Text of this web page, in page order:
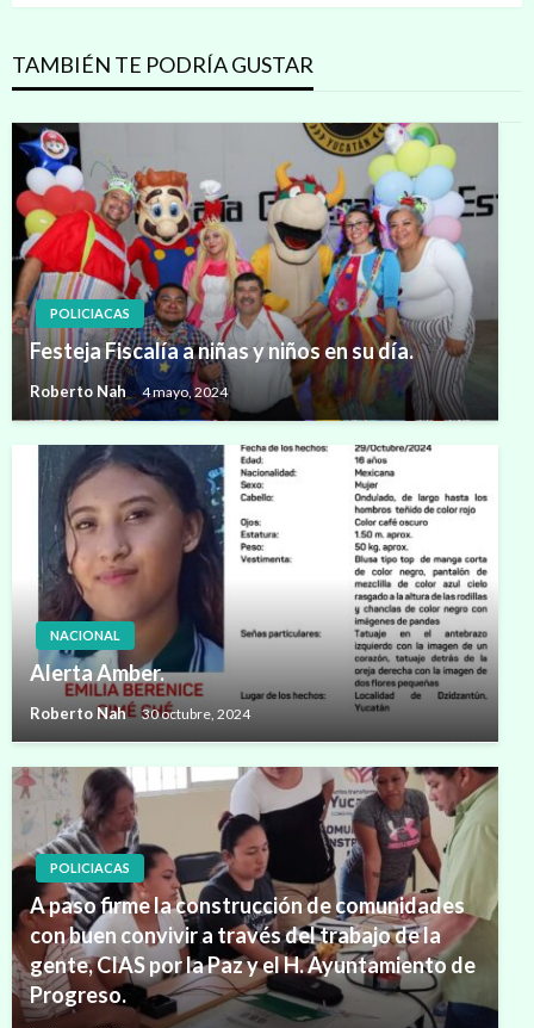
TAMBIÉN TE PODRÍA GUSTAR
POLICIACAS
Festeja Fiscalía a niñas y niños en su día.
Roberto Nah 4 mayo, 2024
NACIONAL
Alerta Amber.
Roberto Nah 30 octubre, 2024
POLICIACAS
A paso firme la construcción de comunidades
con buen convivir a través del trabajo de la
gente, CIAS por la Paz y el H. Ayuntamiento de
Progreso.